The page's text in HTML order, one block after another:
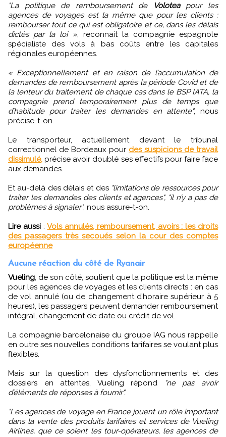
"La politique de remboursement de Voloteapour les
agences de voyages est la même que pour les clients :
rembourser tout ce qui est obligatoire et ce, dans les délais
dictés par la loi », reconnait la compagnie espagnole
spécialiste des vols à bas coûts entre les capitales
régionales européennes.
« Exceptionnellement et en raison de l’accumulation de
demandes de remboursement après la période Covid et de
la lenteur du traitement de chaque cas dans le BSP IATA, la
compagnie prend temporairement plus de temps que
d’habitude pour traiter les demandes en attente", nous
précise-t-on.
Le transporteur, actuellement devant le tribunal
correctionnel de Bordeaux pour des suspicions de travail
dissimulé, précise avoir doublé ses effectifs pour faire face
aux demandes.
Et au-delà des délais et des "limitations de ressources pour
traiter les demandes des clients et agences", "il n’y a pas de
problèmes à signaler", nous assure-t-on.
Lire aussi:Vols annulés, remboursement, avoirs : les droits
des passagers très secoués selon la cour des comptes
européenne
Aucune réaction du côté de Ryanair
Vueling , de son côté, soutient que la politique est la même
pour les agences de voyages et les clients directs : en cas
de vol annulé (ou de changement d’horaire supérieur à 5
heures), les passagers peuvent demander remboursement
intégral, changement de date ou crédit de vol.
La compagnie barcelonaise du groupe IAG nous rappelle
en outre ses nouvelles conditions tarifaires se voulant plus
flexibles.
Mais sur la question des dysfonctionnements et des
dossiers en attentes, Vueling répond
"ne pas avoir
d’éléments de réponses à fournir".
"Les agences de voyage en France jouent un rôle important
dans la vente des produits tarifaires et services de Vueling
Airlines, que ce soient les tour-opérateurs, les agences de